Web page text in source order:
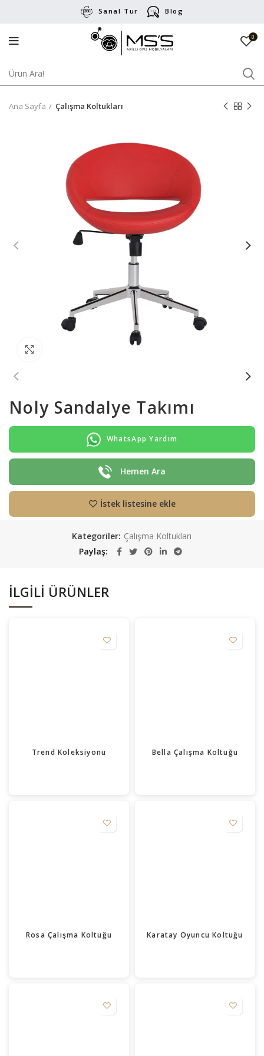
Sanal Tur Blog
0
Ana Sayfa Çalışma Koltukları
Noly Sandalye Takımı
WhatsApp Yardım
Hemen Ara
İstek listesine ekle
Kategoriler: Çalışma Koltukları
Paylaş
İLGILI ÜRÜNLER
Trend Koleksiyonu Bella Çalışma Koltuğu
Rosa Çalışma Koltuğu Karatay Oyuncu Koltuğu